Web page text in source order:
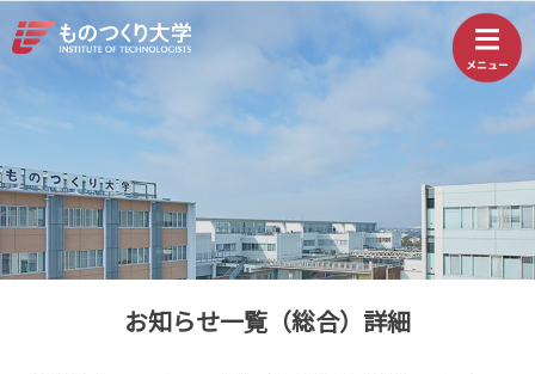
お知らせ一覧（総合）詳細